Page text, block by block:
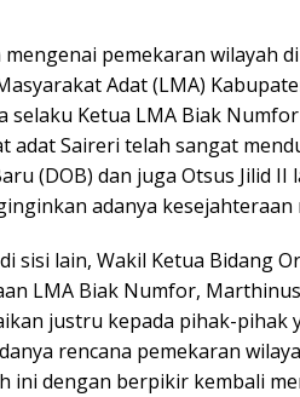
pemekaran wilayah
Adat (LMA)
selaku Ketua LMA Biak
adat Saireri telah sangat
(DOB) dan juga Otsus Jilid
adanya kesejahteraan
sisi lain, Wakil Ketua Bidang
LMA Biak Numfor,
justru kepada pihak-pihak
rencana pemekaran
ini dengan berpikir kembali